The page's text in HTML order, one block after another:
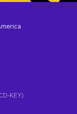
KEY)